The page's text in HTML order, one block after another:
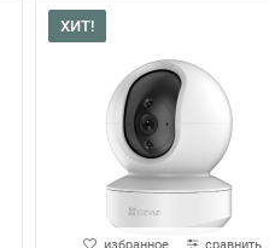
ХИТ!
избранное сравнить